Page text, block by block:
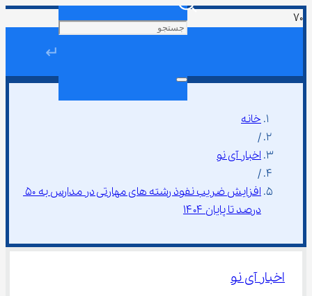
↵
خانه
/
اخبار آی نو
/
افزایش ضریب نفوذ رشته ‌های مهارتی در مدارس به ۵۰
درصد تا پایان ۱۴۰۴
اخبار آی نو